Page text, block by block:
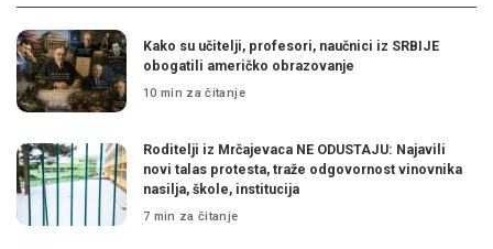
Kako su učitelji, profesori, naučnici iz SRBIJE
obogatili američko obrazovanje
10 min za čitanje
Roditelji iz Mrčajevaca NE ODUSTAJU: Najavili
novi talas protesta, traže odgovornost vinovnika
nasilja, škole, institucija
7 min za čitanje